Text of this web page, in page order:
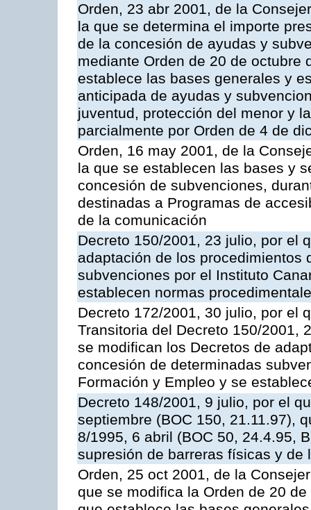
Orden, 23 abr 2001, de la
la que se determina el importe
de la concesión de ayudas y
mediante Orden de 20 de octubre
establece las bases generales y
anticipada de ayudas y
juventud, protección del menor y
parcialmente por Orden de 4 de
Orden, 16 may 2001, de la
la que se establecen las bases y
concesión de subvenciones,
destinadas a Programas de
de la comunicación
Decreto 150/2001, 23 julio, por el
adaptación de los procedimientos
subvenciones por el Instituto
establecen normas
Decreto 172/2001, 30 julio, por el
Transitoria del Decreto 150/2001,
se modifican los Decretos de
concesión de determinadas
Formación y Empleo y se
Decreto 148/2001, 9 julio, por el
septiembre (BOC 150, 21.11.97),
8/1995, 6 abril (BOC 50, 24.4.95,
supresión de barreras físicas y de
Orden, 25 oct 2001, de la
que se modifica la Orden de 20